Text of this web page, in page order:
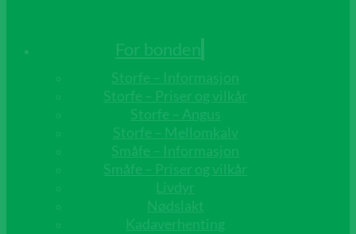
For bonden
Storfe – Informasjon
Storfe – Priser og vilkår
Storfe – Angus
Storfe – Mellomkalv
Småfe – Informasjon
Småfe – Priser og vilkår
Livdyr
Nødslakt
Kadaverhenting